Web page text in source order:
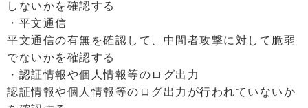
しないかを確認する
・平文通信
平文通信の有無を確認して、中間者攻撃に対して脆弱
でないかを確認する
・認証情報や個人情報等のログ出力
認証情報や個人情報等のログ出力が行われていないか